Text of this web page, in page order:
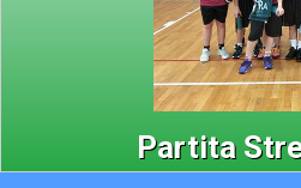
Partita